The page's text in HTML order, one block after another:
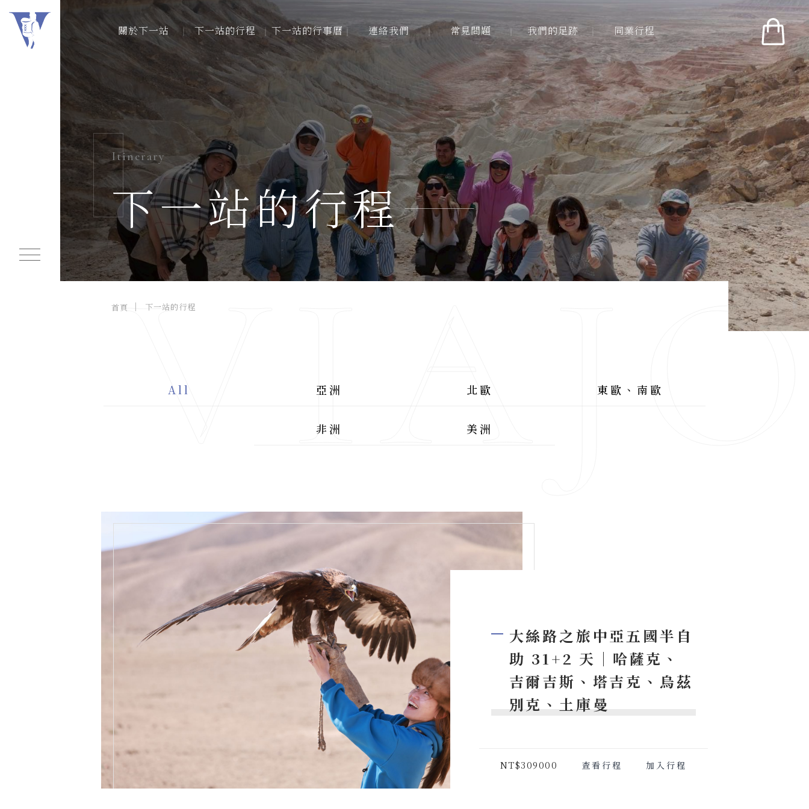
關於下一站
關於下一站
下一站的行程
下一站的行程
下一站的行事曆
下一站的行事曆
連絡我們 常見問題
常見問題
我們的足跡
我們的足跡
同業行程
同業行程
關於下一站
下一站的行程
下一站的行事曆
連絡我們
常見問題
我們的足跡
同業行程
Itinerary
下一站的行程
首頁 下一站的行程
All 亞洲 北歐 東歐、南歐
非洲 美洲
大絲路之旅中亞五國半自
助 31+2 天｜哈薩克、
吉爾吉斯、塔吉克、烏茲
別克、土庫曼
NT$309000 查看行程 加入行程